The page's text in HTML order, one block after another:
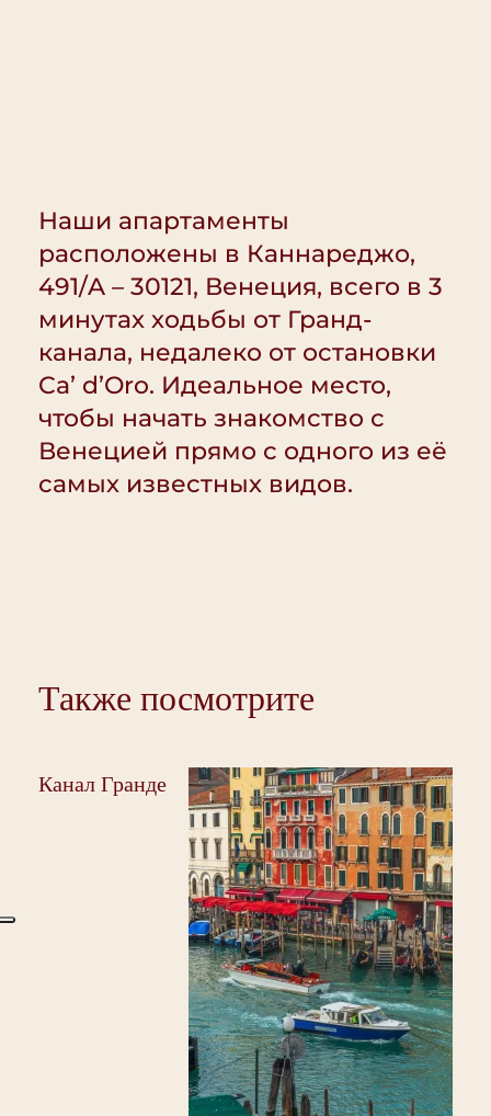
Наши апартаменты
расположены в Каннареджо,
491/A – 30121, Венеция, всего в 3
минутах ходьбы от Гранд-
канала, недалеко от остановки
Ca’ d’Oro. Идеальное место,
чтобы начать знакомство с
Венецией прямо с одного из её
самых известных видов.
Также посмотрите